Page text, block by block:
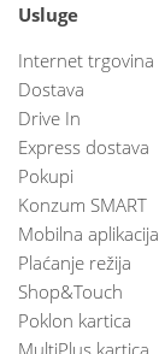
Usluge
Internet trgovina
Dostava
Drive In
Express dostava
Pokupi
Konzum SMART
Mobilna aplikacija
Plaćanje režija
Shop&Touch
Poklon kartica
MultiPlus kartica